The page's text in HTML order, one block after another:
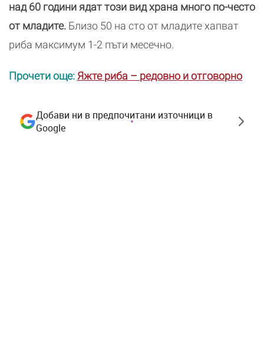
над 60 години ядат този вид храна много по-често
от младите. Близо 50 на сто от младите хапват
риба максимум 1-2 пъти месечно.
Прочети още: Яжте риба – редовно и отговорно
Добави ни в предпочитани източници в
Google